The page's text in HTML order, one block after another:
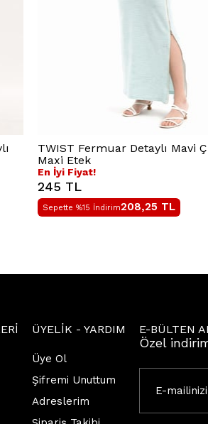
TWIST Fermuar Detaylı Mavi
Maxi Etek
En İyi Fiyat!
245 TL
Sepette %15 İndirim208,25 TL
ÜYELİK - YARDIM
Üye Ol
Şifremi Unuttum
Adreslerim
E-BÜLTEN
Özel